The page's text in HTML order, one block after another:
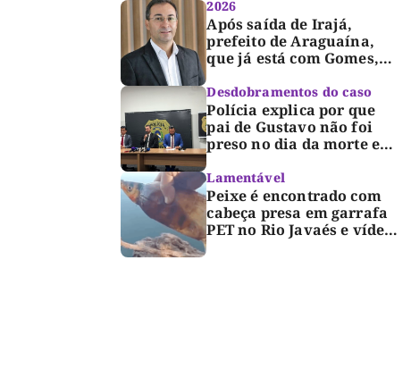
processo de cabeça
erguida, com gratidão e
respeito”
2026
Após saída de Irajá,
prefeito de Araguaína,
que já está com Gomes,
campanha de Dimas e
fará anúncio oficial
Desdobramentos do caso
Polícia explica por que
pai de Gustavo não foi
preso no dia da morte e
investigação
Lamentável
Peixe é encontrado com
cabeça presa em garrafa
PET no Rio Javaés e vídeo